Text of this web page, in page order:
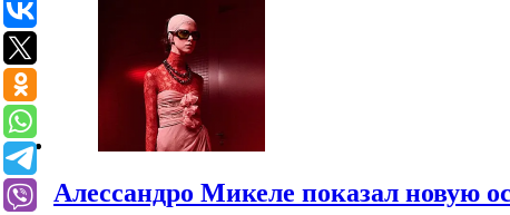
Алессандро Микеле показал новую